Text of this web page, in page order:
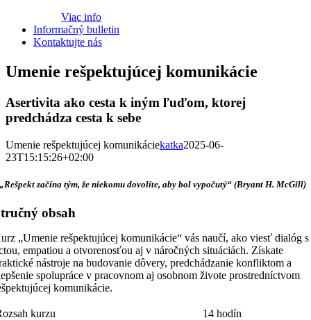
Viac info
Informačný bulletin
Kontaktujte nás
Umenie rešpektujúcej komunikácie
Asertivita ako cesta k iným ľuďom, ktorej
predchádza cesta k sebe
Umenie rešpektujúcej komunikáciekatka2025-06-
23T15:15:26+02:00
„Rešpekt začína tým, že niekomu dovolíte, aby bol vypočutý“ (Bryant H. McGill)
obsah
„Umenie rešpektujúcej komunikácie“ vás naučí, ako viesť dialóg s
empatiou a otvorenosťou aj v náročných situáciách. Získate
nástroje na budovanie dôvery, predchádzanie konfliktom a
spolupráce v pracovnom aj osobnom živote prostredníctvom
komunikácie.
kurzu
14 hodín